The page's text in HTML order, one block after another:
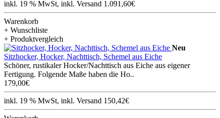
inkl. 19 % MwSt, inkl. Versand 1.091,60€
Warenkorb
+ Wunschliste
+ Produktvergleich
Neu
Sitzhocker, Hocker, Nachttisch, Schemel aus Eiche
Schöner, rustikaler Hocker/Nachttisch aus Eiche aus eigener
Fertigung. Folgende Maße haben die Ho..
179,00€
inkl. 19 % MwSt, inkl. Versand 150,42€